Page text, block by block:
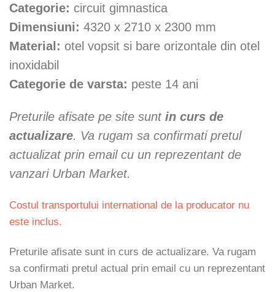
Categorie: circuit gimnastica
Dimensiuni: 4320 x 2710 x 2300 mm
Material: otel vopsit si bare orizontale din otel
inoxidabil
Categorie de varsta: peste 14 ani
Preturile afisate pe site sunt in curs de
actualizare. Va rugam sa confirmati pretul
actualizat prin email cu un reprezentant de
vanzari Urban Market.
Costul transportului international de la producator nu
este inclus.
Preturile afisate sunt in curs de actualizare. Va rugam
sa confirmati pretul actual prin email cu un reprezentant
Urban Market.